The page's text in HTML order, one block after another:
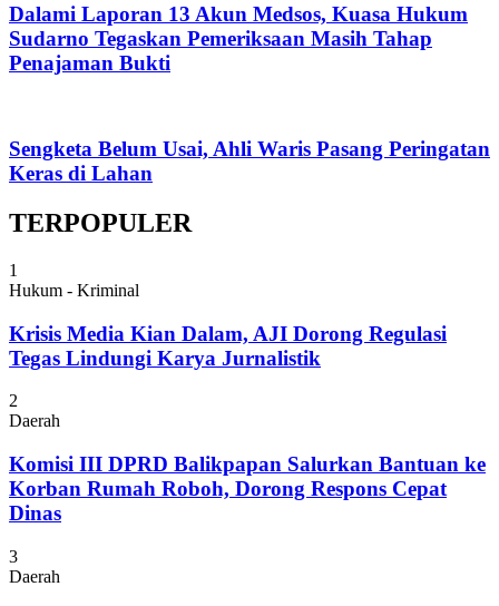
Dalami Laporan 13 Akun Medsos, Kuasa Hukum
Sudarno Tegaskan Pemeriksaan Masih Tahap
Penajaman Bukti
Sengketa Belum Usai, Ahli Waris Pasang Peringatan
Keras di Lahan
TERPOPULER
1
Hukum - Kriminal
Krisis Media Kian Dalam, AJI Dorong Regulasi
Tegas Lindungi Karya Jurnalistik
2
Daerah
Komisi III DPRD Balikpapan Salurkan Bantuan ke
Korban Rumah Roboh, Dorong Respons Cepat
Dinas
3
Daerah